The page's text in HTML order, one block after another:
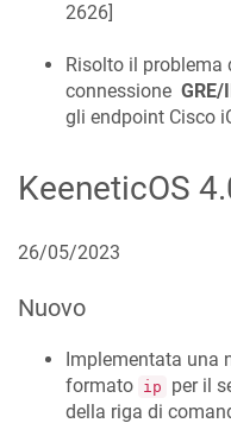
2626]
Risolto il problema
connessione GRE/
gli endpoint Cisco
KeeneticOS
26/05/2023
Nuovo
Implementata una
formato ip
per il
della riga di